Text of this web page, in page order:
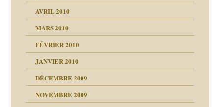
AVRIL 2010
MARS 2010
FÉVRIER 2010
JANVIER 2010
DÉCEMBRE 2009
NOVEMBRE 2009